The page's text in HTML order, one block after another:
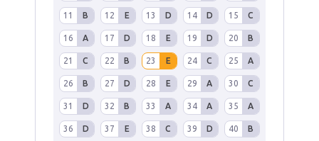
11 B 12 E 13 D 14 D 15 C
16 A 17 D 18 E 19 D 20 B
21 C 22 B 23 E 24 C 25 A
26 B 27 D 28 E 29 A 30 C
31 D 32 B 33 A 34 A 35 A
36 D 37 E 38 C 39 D 40 B